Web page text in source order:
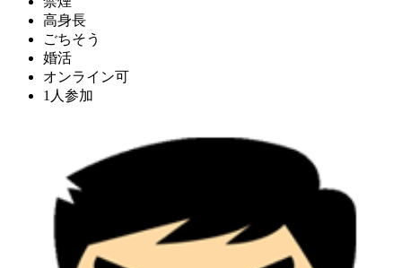
高身長
ごちそう
婚活
オンライン可
1人参加